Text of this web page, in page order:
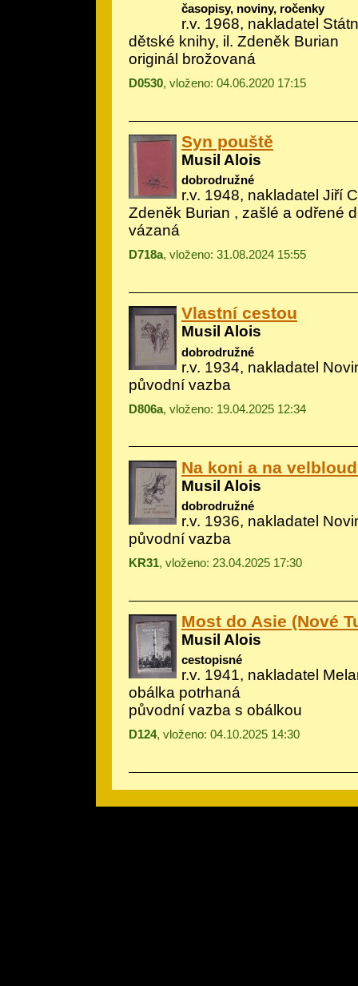
časopisy, noviny, ročenky
r.v. 1968, nakladatel
dětské knihy, il. Zdeněk Burian
originál brožovaná
D0530, vloženo: 04.06.2020 17:15
Syn pouště
Musil Alois
dobrodružné
r.v. 1948, nakladatel Jiří
Zdeněk Burian , zašlé a odřené
vázaná
D718a, vloženo: 31.08.2024 15:55
Vlastní cestou
Musil Alois
dobrodružné
r.v. 1934, nakladatel
původní vazba
D806a, vloženo: 19.04.2025 12:34
Na koni a na
Musil Alois
dobrodružné
r.v. 1936, nakladatel
původní vazba
KR31, vloženo: 23.04.2025 17:30
Most do Asie (Nové
Musil Alois
cestopisné
r.v. 1941, nakladatel
obálka potrhaná
původní vazba s obálkou
D124, vloženo: 04.10.2025 14:30